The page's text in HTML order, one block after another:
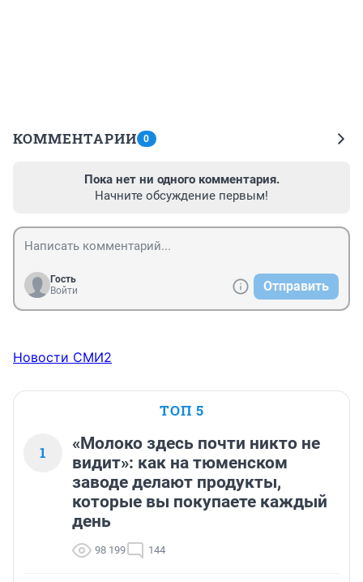
КОММЕНТАРИИ 0
Пока нет ни одного комментария.
Начните обсуждение первым!
Гость
Войти
Отправить
Новости СМИ2
ТОП 5
1
«Молоко здесь почти никто не
видит»: как на тюменском
заводе делают продукты,
которые вы покупаете каждый
день
98 199 144